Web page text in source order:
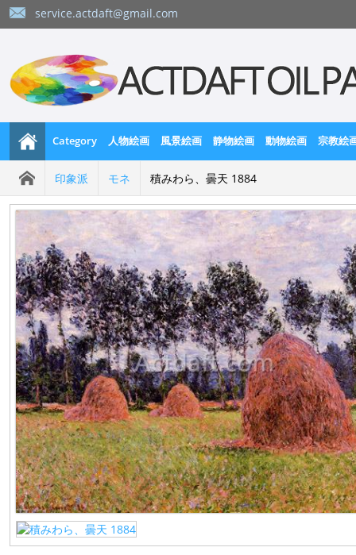
service.actdaft@gmail.com
Category 人物絵画 風景絵画 静物絵画 動物絵画 宗教絵
印象派 モネ 積みわら、曇天 1884